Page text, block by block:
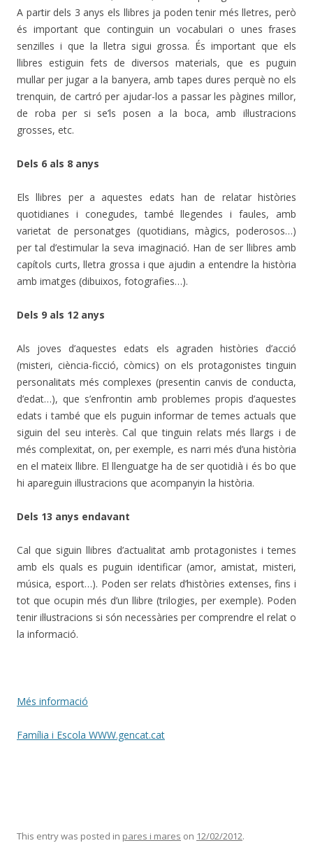
A partir dels 3 anys els llibres ja poden tenir més lletres, però
és important que continguin un vocabulari o unes frases
senzilles i que la lletra sigui grossa. És important que els
llibres estiguin fets de diversos materials, que es puguin
mullar per jugar a la banyera, amb tapes dures perquè no els
trenquin, de cartró per ajudar-los a passar les pàgines millor,
de roba per si se’ls posen a la boca, amb il·lustracions
grosses, etc.
Dels 6 als 8 anys
Els llibres per a aquestes edats han de relatar històries
quotidianes i conegudes, també llegendes i faules, amb
varietat de personatges (quotidians, màgics, poderosos…)
per tal d’estimular la seva imaginació. Han de ser llibres amb
capítols curts, lletra grossa i que ajudin a entendre la història
amb imatges (dibuixos, fotografies…).
Dels 9 als 12 anys
Als joves d’aquestes edats els agraden històries d’acció
(misteri, ciència-ficció, còmics) on els protagonistes tinguin
personalitats més complexes (presentin canvis de conducta,
d’edat…), que s’enfrontin amb problemes propis d’aquestes
edats i també que els puguin informar de temes actuals que
siguin del seu interès. Cal que tinguin relats més llargs i de
més complexitat, on, per exemple, es narri més d’una història
en el mateix llibre. El llenguatge ha de ser quotidià i és bo que
hi apareguin il·lustracions que acompanyin la història.
Dels 13 anys endavant
Cal que siguin llibres d’actualitat amb protagonistes i temes
amb els quals es puguin identificar (amor, amistat, misteri,
música, esport…). Poden ser relats d’històries extenses, fins i
tot que ocupin més d’un llibre (trilogies, per exemple). Poden
tenir il·lustracions si són necessàries per comprendre el relat o
la informació.
Més informació
Família i Escola WWW.gencat.cat
This entry was posted in pares i mares on 12/02/2012.